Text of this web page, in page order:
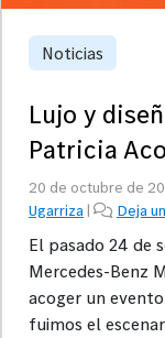
Noticias
Lujo y
Patricia
20 de octubre de
Ugarriza| Deja
El pasado 24 de
Mercedes-Benz
acoger un
fuimos el